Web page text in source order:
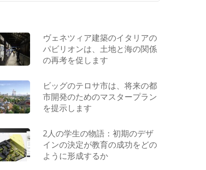
ヴェネツィア建築のイタリアの
パビリオンは、土地と海の関係
の再考を促します
ビッグのテロサ市は、将来の都
市開発のためのマスタープラン
を提示します
2人の学生の物語：初期のデザ
インの決定が教育の成功をどの
ように形成するか